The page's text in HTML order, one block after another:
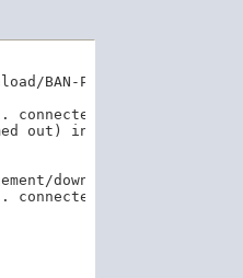
BAN-PLUS_1-
out) in headers.
BAN-PLUS/BAN-